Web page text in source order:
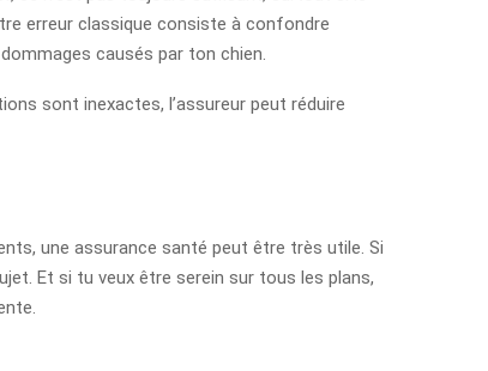
erreur classique consiste à confondre
causés par ton chien.
sont inexactes, l’assureur peut réduire
une assurance santé peut être très utile. Si
Et si tu veux être serein sur tous les plans,